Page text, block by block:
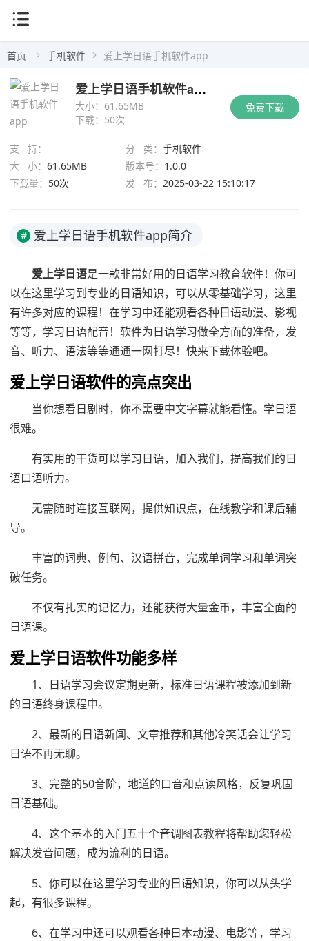
首页 手机软件 爱上学日语手机软件app
免费下载
大小： 61.65MB
下载： 50次
爱上学日语手机软件app
支 持： 分 类： 手机软件
大 小： 61.65MB 版本号： 1.0.0
下载量： 50次 发 布： 2025-03-22 15:10:17
# 爱上学日语手机软件app简介
爱上学日语是一款非常好用的日语学习教育软件！你可
以在这里学习到专业的日语知识，可以从零基础学习，这里
有许多对应的课程！在学习中还能观看各种日语动漫、影视
等等，学习日语配音！软件为日语学习做全方面的准备，发
音、听力、语法等等通通一网打尽！快来下载体验吧。
爱上学日语软件的亮点突出
当你想看日剧时，你不需要中文字幕就能看懂。学日语
很难。
有实用的干货可以学习日语，加入我们，提高我们的日
语口语听力。
无需随时连接互联网，提供知识点，在线教学和课后辅
导。
丰富的词典、例句、汉语拼音，完成单词学习和单词突
破任务。
不仅有扎实的记忆力，还能获得大量金币，丰富全面的
日语课。
爱上学日语软件功能多样
1、日语学习会议定期更新，标准日语课程被添加到新
的日语终身课程中。
2、最新的日语新闻、文章推荐和其他冷笑话会让学习
日语不再无聊。
3、完整的50音阶，地道的口音和点读风格，反复巩固
日语基础。
4、这个基本的入门五十个音调图表教程将帮助您轻松
解决发音问题，成为流利的日语。
5、你可以在这里学习专业的日语知识，你可以从头学
起，有很多课程。
6、在学习中还可以观看各种日本动漫、电影等，学习